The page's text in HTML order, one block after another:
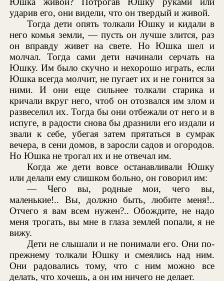
ударив его, они видели, что он твердый и живой.
Тогда дети опять толкали Юшку и кидали в
него комья земли, — пусть он лучше злится, раз
он вправду живет на свете. Но Юшка шел и
молчал. Тогда сами дети начинали серчать на
Юшку. Им было скучно и нехорошо играть, если
Юшка всегда молчит, не пугает их и не гонится за
ними. И они еще сильнее толкали старика и
кричали вкруг него, чтоб он отозвался им злом и
развеселил их. Тогда бы они отбежали от него и в
испуге, в радости снова бы дразнили его издали и
звали к себе, убегая затем прятаться в сумрак
вечера, в сени домов, в заросли садов и огородов.
Но Юшка не трогал их и не отвечал им.
Когда же дети вовсе останавливали Юшку
или делали ему слишком больно, он говорил им:
— Чего вы, родные мои, чего вы,
маленькие!.. Вы, должно быть, любите меня!..
Отчего я вам всем нужен?.. Обождите, не надо
меня трогать, вы мне в глаза землей попали, я не
вижу.
Дети не слышали и не понимали его. Они по-
прежнему толкали Юшку и смеялись над ним.
Они радовались тому, что с ним можно все
делать, что хочешь, а он им ничего не делает.